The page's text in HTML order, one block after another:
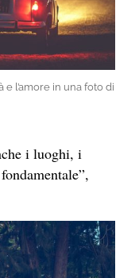
e l’amore in una foto di
i luoghi, i